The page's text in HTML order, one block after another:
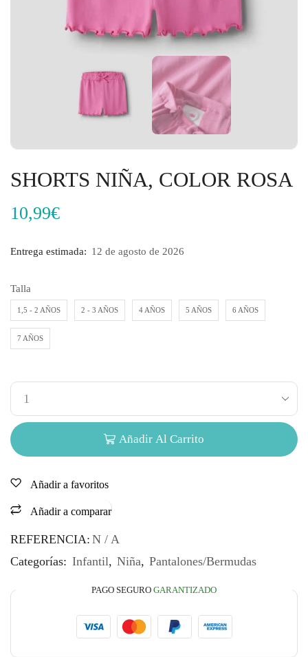
SHORTS NIÑA, COLOR ROSA
10,99€
Entrega estimada: 12 de agosto de 2026
Talla
1,5 - 2 AÑOS 2 - 3 AÑOS 4 AÑOS 5 AÑOS 6 AÑOS
7 AÑOS
Añadir Al Carrito
Añadir a favoritos
Añadir a comparar
REFERENCIA: N / A
Categorías: Infantil, Niña, Pantalones/Bermudas
PAGO SEGURO GARANTIZADO